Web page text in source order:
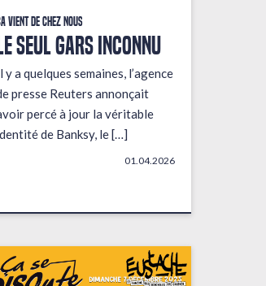
vient de chez nous
SEUL GARS INCONNU
y a quelques semaines, l’agence
presse Reuters annonçait
percé à jour la véritable
de Banksy, le […]
01.04.2026